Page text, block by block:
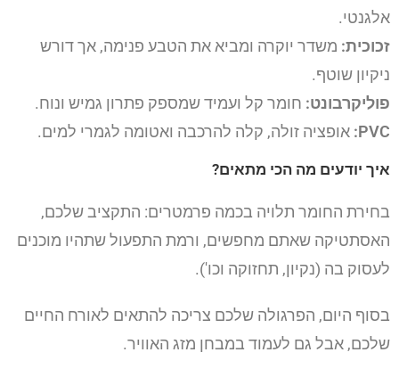
אלגנטי.
זכוכית: משדר יוקרה ומביא את הטבע פנימה, אך דורש
ניקיון שוטף.
פוליקרבונט: חומר קל ועמיד שמספק פתרון גמיש ונוח.
PVC: אופציה זולה, קלה להרכבה ואטומה לגמרי למים.
איך יודעים מה הכי מתאים?
בחירת החומר תלויה בכמה פרמטרים: התקציב שלכם,
האסתטיקה שאתם מחפשים, ורמת התפעול שתהיו מוכנים
לעסוק בה (נקיון, תחזוקה וכו').
בסוף היום, הפרגולה שלכם צריכה להתאים לאורח החיים
שלכם, אבל גם לעמוד במבחן מזג האוויר.